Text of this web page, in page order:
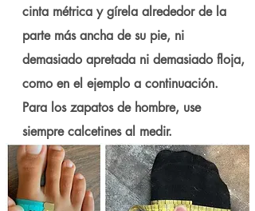
cinta métrica y gírela alrededor de la
parte más ancha de su pie, ni
demasiado apretada ni demasiado floja,
como en el ejemplo a continuación.
Para los zapatos de hombre, use
siempre calcetines al medir.